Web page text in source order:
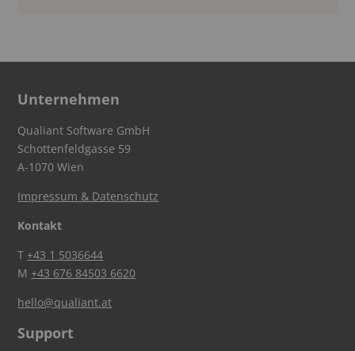
Unternehmen
Qualiant Software GmbH
Schottenfeldgasse 59
A-1070 Wien
Impressum & Datenschutz
Kontakt
T+43 1 5036644
M+43 676 84503 6620
hello@qualiant.at
Support